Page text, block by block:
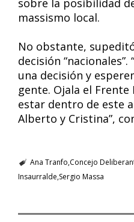
sobre la posibilidad
massismo local.
No obstante,
decisión
una decisión y
gente. Ojala el Frente
estar dentro de este
Alberto y Cristina”,
Ana Tranfo Concejo
Insaurralde Sergio Massa